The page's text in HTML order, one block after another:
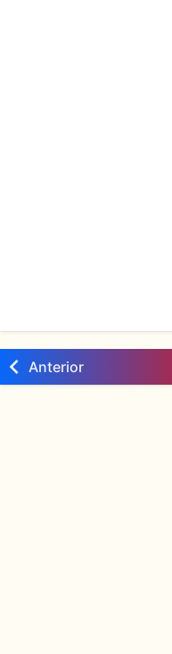
Anterior